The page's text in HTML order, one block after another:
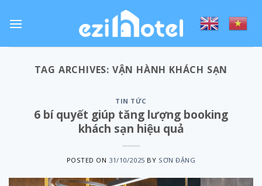
TAG ARCHIVES: VẬN HÀNH KHÁCH SẠN
TIN TỨC
6 bí quyết giúp tăng lượng booking
khách sạn hiệu quả
POSTED ON 31/10/2025 BY SƠN ĐẶNG